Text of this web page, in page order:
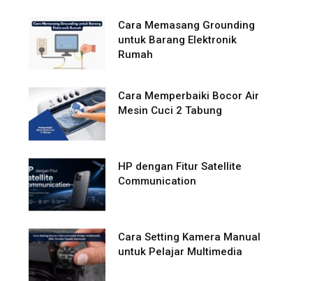
Cara Memasang Grounding
untuk Barang Elektronik
Rumah
Cara Memperbaiki Bocor Air
Mesin Cuci 2 Tabung
HP dengan Fitur Satellite
Communication
Cara Setting Kamera Manual
untuk Pelajar Multimedia